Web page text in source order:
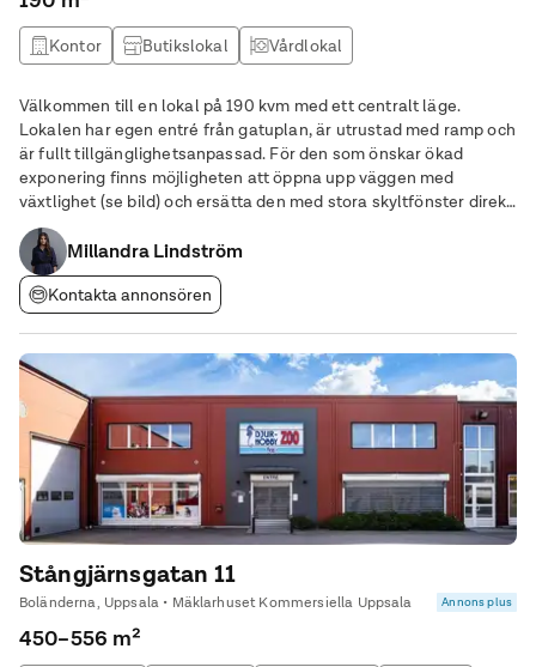
Kontor Butikslokal Vårdlokal
Välkommen till en lokal på 190 kvm med ett centralt läge.
Lokalen har egen entré från gatuplan, är utrustad med ramp och
är fullt tillgänglighetsanpassad. För den som önskar ökad
exponering finns möjligheten att öppna upp väggen med
växtlighet (se bild) och ersätta den med stora skyltfönster direkt
mittemot Normal. Bålsta Centrum är ett lättillgängligt
kommuncentrum med ett starkt vardagsutbud
Millandra Lindström
Kontakta annonsören
Stångjärnsgatan 11
Boländerna, Uppsala • Mäklarhuset Kommersiella Uppsala Annons plus
450–556 m²